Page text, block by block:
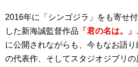
2016年に「シンゴジラ」をも寄せ
した新海誠監督作品 「君の名は。」
に公開されながらも、今もなお語
の代表作、そしてスタジオジブリ